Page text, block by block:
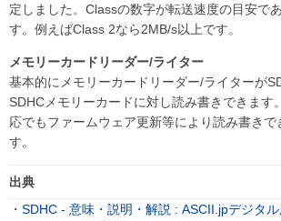
定しました。Classの数字が転送速度の目安で
す。例えばClass 2なら2MB/s以上です。
メモリーカードリーダー/ライター
基本的にメモリーカードリーダー/ライターが
SDHCメモリーカードに対し読み書きできます
応でもファームウェア更新等により読み書きで
す。
出典
・ SDHC - 意味・説明・解説 : ASCII.jpデジタ